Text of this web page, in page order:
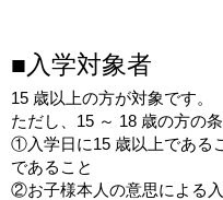
■入学対象者
15 歳以上の方が対象です。
ただし、15 ～ 18 歳の方の
①入学日に15 歳以上であ
であること
②お子様本人の意思による